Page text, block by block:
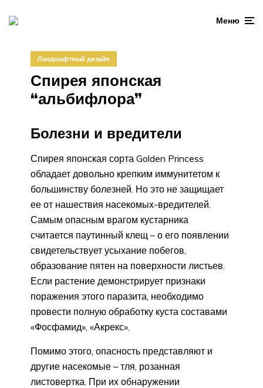
Меню
Ландшафтный дизайн
Спирея японская
“альбифлора”
Болезни и вредители
Спирея японская сорта Golden Princess
обладает довольно крепким иммунитетом к
большинству болезней. Но это не защищает
ее от нашествия насекомых-вредителей.
Самым опасным врагом кустарника
считается паутинный клещ – о его появлении
свидетельствует усыхание побегов,
образование пятен на поверхности листьев.
Если растение демонстрирует признаки
поражения этого паразита, необходимо
провести полную обработку куста составами
«Фосфамид», «Акрекс».
Помимо этого, опасность представляют и
другие насекомые – тля, розанная
листовертка. При их обнаружении